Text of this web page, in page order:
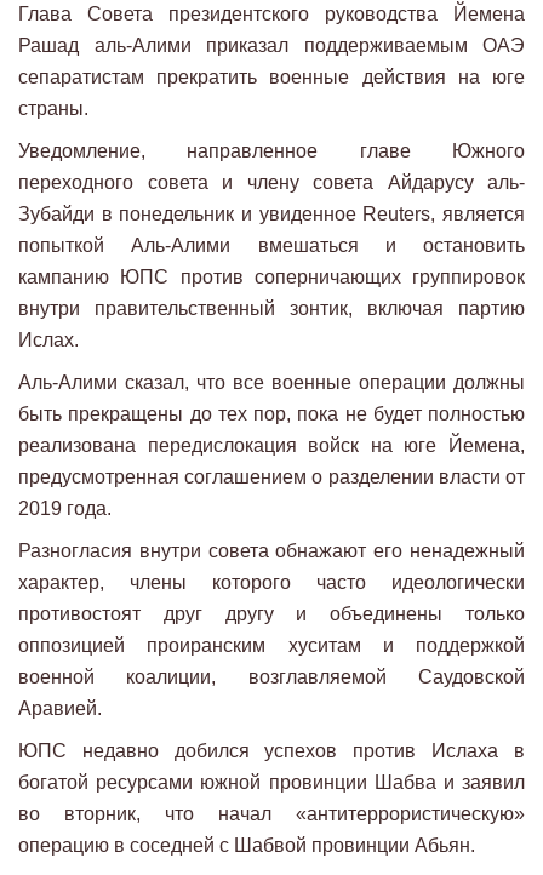
Глава Совета президентского руководства Йемена
Рашад аль-Алими приказал поддерживаемым ОАЭ
сепаратистам прекратить военные действия на юге
страны.
Уведомление, направленное главе Южного
переходного совета и члену совета Айдарусу аль-
Зубайди в понедельник и увиденное Reuters, является
попыткой Аль-Алими вмешаться и остановить
кампанию ЮПС против соперничающих группировок
внутри правительственный зонтик, включая партию
Ислах.
Аль-Алими сказал, что все военные операции должны
быть прекращены до тех пор, пока не будет полностью
реализована передислокация войск на юге Йемена,
предусмотренная соглашением о разделении власти от
2019 года.
Разногласия внутри совета обнажают его ненадежный
характер, члены которого часто идеологически
противостоят друг другу и объединены только
оппозицией проиранским хуситам и поддержкой
военной коалиции, возглавляемой Саудовской
Аравией.
ЮПС недавно добился успехов против Ислаха в
богатой ресурсами южной провинции Шабва и заявил
во вторник, что начал «антитеррористическую»
операцию в соседней с Шабвой провинции Абьян.